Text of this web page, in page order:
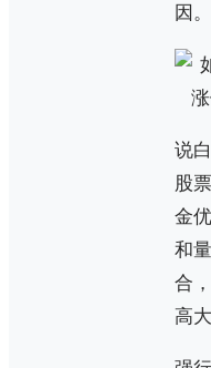
因。
说
股
金
和
合
高